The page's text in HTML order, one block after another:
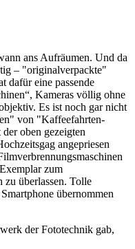
ans Aufräumen. Und da
– "originalverpackte"
dafür eine passende
Kameras völlig ohne
Es ist noch gar nicht
von "Kaffeefahrten-
oben gezeigten
angepriesen
zum
zu überlassen. Tolle
übernommen
der Fototechnik gab,